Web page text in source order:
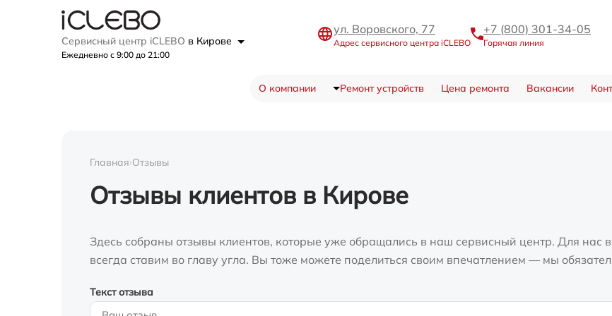
Сервисный центр iCLEBO в Кирове
Ежедневно с 9:00 до 21:00
ул. Воровского, 77
Адрес сервисного центра iCLEBO
+7 (800) 301-34-05
Горячая линия
О компании Ремонт устройств Цена ремонта Вакансии
Главная›Отзывы
Отзывы клиентов в Кирове
Здесь собраны отзывы клиентов, которые уже обращались в наш сервисный центр. Для
всегда ставим во главу угла. Вы тоже можете поделиться своим впечатлением — мы
Текст отзыва